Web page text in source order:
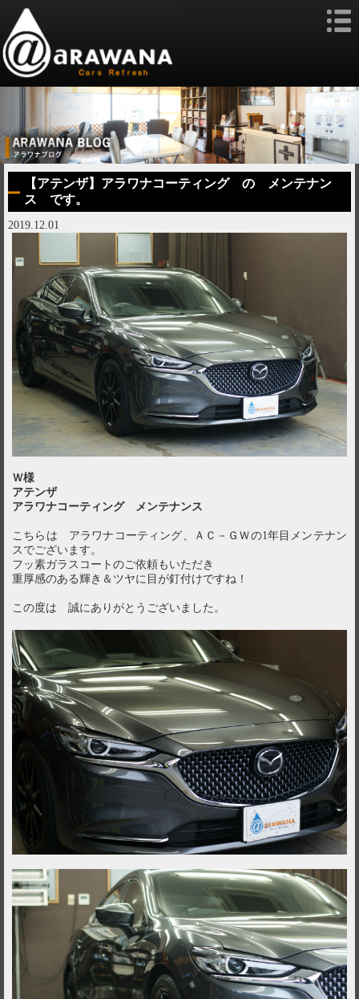
【アテンザ】アラワナコーティング の メンテナン
ス です。
2019.12.01
Ｗ様
アテンザ
アラワナコーティング メンテナンス
こちらは アラワナコーティング、ＡＣ－ＧＷの1年目メンテナン
スでございます。
フッ素ガラスコートのご依頼もいただき
重厚感のある輝き＆ツヤに目が釘付けですね！
この度は 誠にありがとうございました。